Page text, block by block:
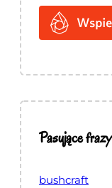
Pasujące frazy
bushcraft